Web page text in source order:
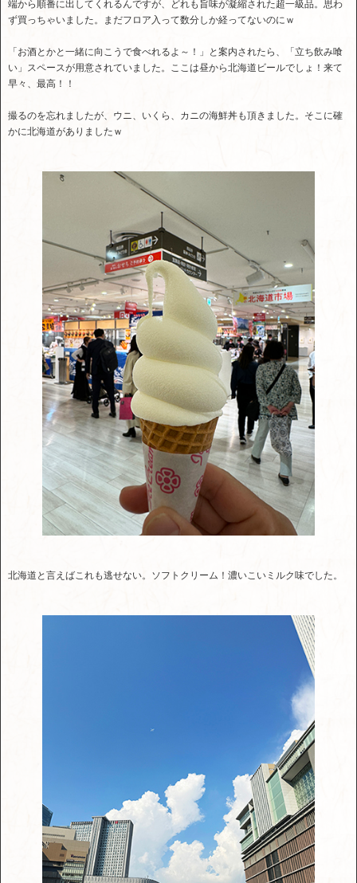
端から順番に出してくれるんですが、どれも旨味が凝縮された超一級品。思わ
ず買っちゃいました。まだフロア入って数分しか経ってないのにｗ
「お酒とかと一緒に向こうで食べれるよ～！」と案内されたら、「立ち飲み喰
い」スペースが用意されていました。ここは昼から北海道ビールでしょ！来て
早々、最高！！
撮るのを忘れましたが、ウニ、いくら、カニの海鮮丼も頂きました。そこに確
かに北海道がありましたｗ
北海道と言えばこれも逃せない。ソフトクリーム！濃いこいミルク味でした。